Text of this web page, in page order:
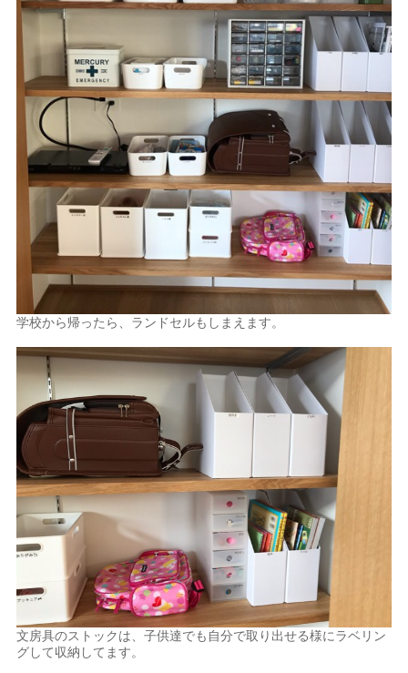
学校から帰ったら、ランドセルもしまえます。
文房具のストックは、子供達でも自分で取り出せる様にラベリン
グして収納してます。